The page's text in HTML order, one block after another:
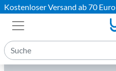
Kostenloser Versand ab 70 Euro